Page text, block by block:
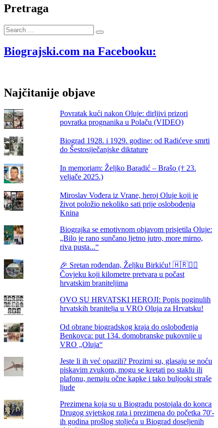
dan
1993.
HOS-
a
Škabrnju
predvođena
mladom
Škabrnjankom
Dankom
Dražinom
Pretraga
Search
…
Biograjski.com na Facebooku:
Najčitanije objave
Povratak kući nakon Oluje: dirljivi prizori
povratka prognanika u Polaču (VIDEO)
Biograd 1928. i 1929. godine: od Radićeve smrti
do Šestosiječanjske diktature
In memoriam: Željko Baradić – Brašo († 23.
veljače 2025.)
Miroslav Vođera iz Vrane, heroj Oluje koji je
život položio nekoliko sati prije oslobođenja
Knina
Biograjka se emotivnom objavom prisjetila Oluje:
„Bilo je rano sunčano ljetno jutro, more mirno,
riva pusta...“
🎉 Sretan rođendan, Željku Birkiću! 🇭🇷🏃‍♂️
Čovjeku koji kilometre pretvara u počast
hrvatskim braniteljima
OVO SU HRVATSKI HEROJI: Popis poginulih
hrvatskih branitelja u VRO Oluja za Hrvatsku!
Od obrane biogradskog kraja do oslobođenja
Benkovca: put 134. domobranske pukovnije u
VRO „Oluja“
Jeste li ih već opazili? Prozirni su, glasaju se noću
piskavim zvukom, mogu se kretati po staklu ili
plafonu, nemaju očne kapke i tako buljooki straše
ljude
Prezimena koja su u Biogradu postojala do konca
Drugog svjetskog rata i prezimena do početka 70'-
ih godina prošlog stoljeća u Biograd doseljenih